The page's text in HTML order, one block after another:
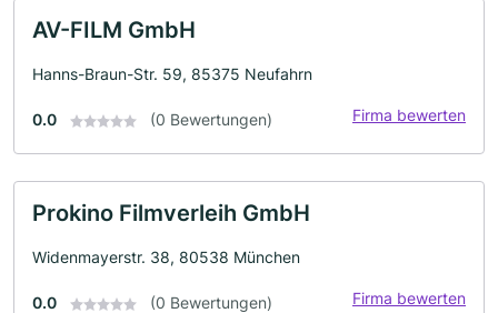
AV-FILM GmbH
Hanns-Braun-Str. 59, 85375 Neufahrn
0.0 (0 Bewertungen) Firma bewerten
Prokino Filmverleih GmbH
Widenmayerstr. 38, 80538 München
0.0 (0 Bewertungen) Firma bewerten